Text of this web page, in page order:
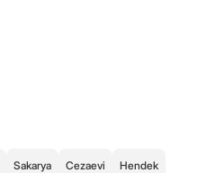
Sakarya Cezaevi Hendek